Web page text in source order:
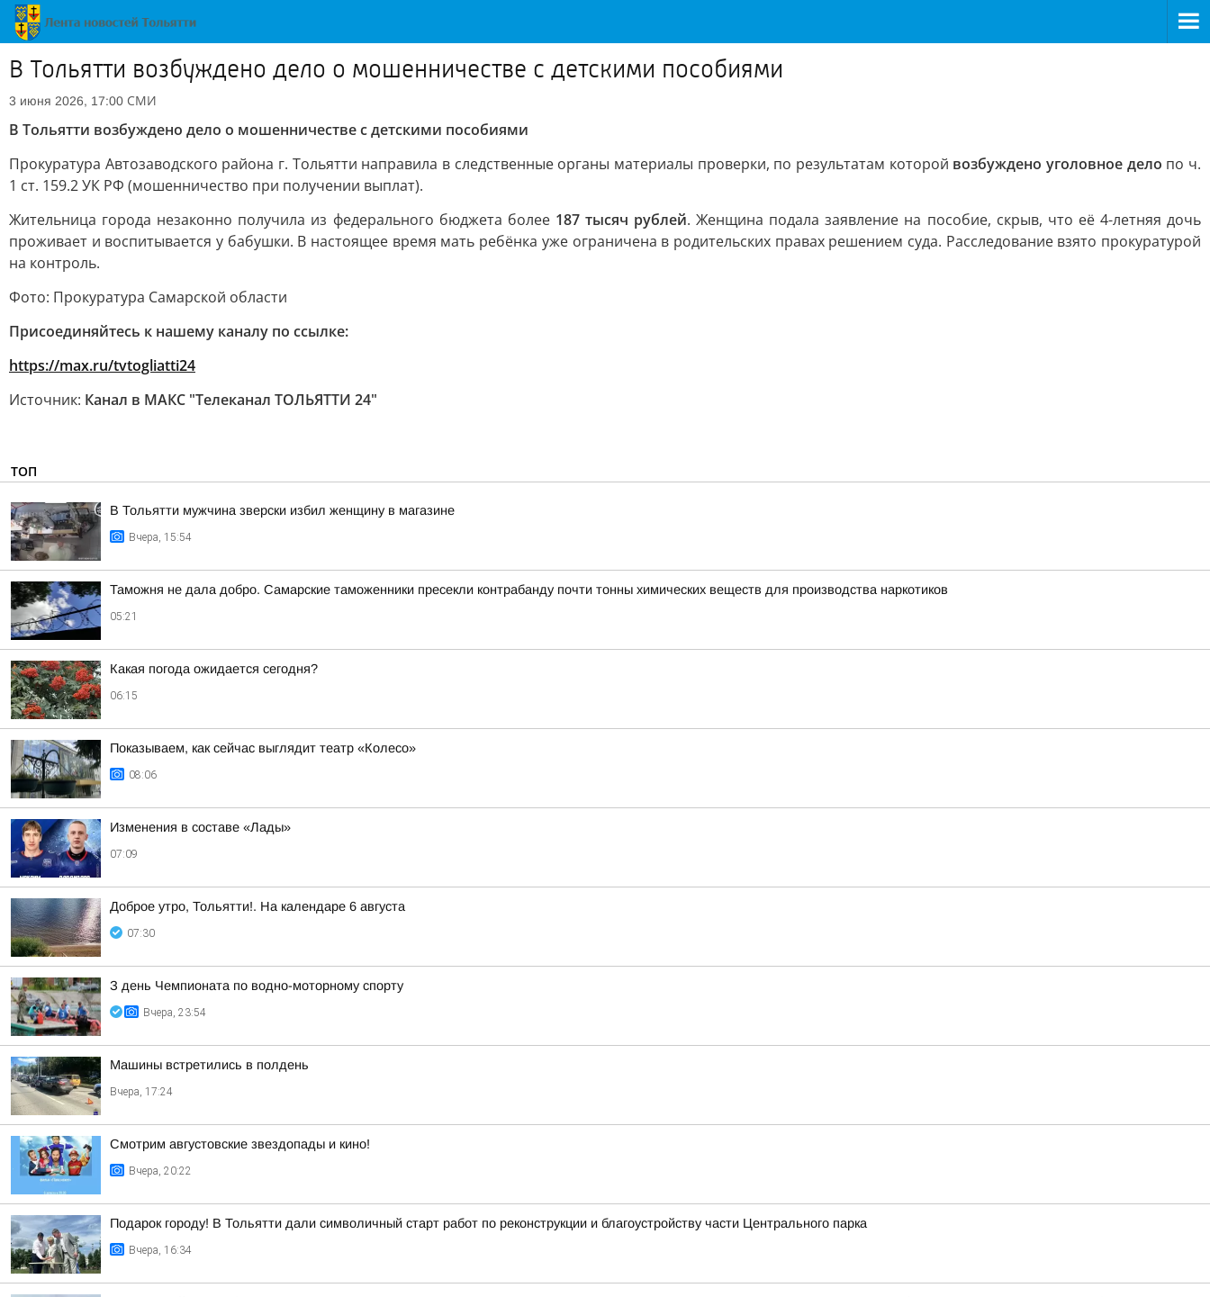
В Тольятти возбуждено дело о мошенничестве с детскими пособиями
3 июня 2026, 17:00 СМИ
В Тольятти возбуждено дело о мошенничестве с детскими пособиями
Прокуратура Автозаводского района г. Тольятти направила в следственные органы материалы проверки, по результатам которой возбуждено уголовное дело по ч.
1 ст. 159.2 УК РФ (мошенничество при получении выплат).
Жительница города незаконно получила из федерального бюджета более 187 тысяч рублей. Женщина подала заявление на пособие, скрыв, что её 4-летняя дочь
проживает и воспитывается у бабушки. В настоящее время мать ребёнка уже ограничена в родительских правах решением суда. Расследование взято прокуратурой
на контроль.
Фото: Прокуратура Самарской области
Присоединяйтесь к нашему каналу по ссылке:
https://max.ru/tvtogliatti24
Источник: Канал в МАКС "Телеканал ТОЛЬЯТТИ 24"
ТОП
В Тольятти мужчина зверски избил женщину в магазине
Вчера, 15:54
Таможня не дала добро. Самарские таможенники пресекли контрабанду почти тонны химических веществ для производства наркотиков
05:21
Какая погода ожидается сегодня?
06:15
Показываем, как сейчас выглядит театр «Колесо»
08:06
Изменения в составе «Лады»
07:09
Доброе утро, Тольятти!. На календаре 6 августа
07:30
З день Чемпионата по водно-моторному спорту
Вчера, 23:54
Машины встретились в полдень
Вчера, 17:24
Смотрим августовские звездопады и кино!
Вчера, 20:22
Подарок городу! В Тольятти дали символичный старт работ по реконструкции и благоустройству части Центрального парка
Вчера, 16:34